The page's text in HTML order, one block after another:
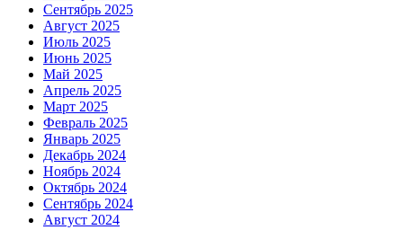
Сентябрь 2025
Август 2025
Июль 2025
Июнь 2025
Май 2025
Апрель 2025
Март 2025
Февраль 2025
Январь 2025
Декабрь 2024
Ноябрь 2024
Октябрь 2024
Сентябрь 2024
Август 2024